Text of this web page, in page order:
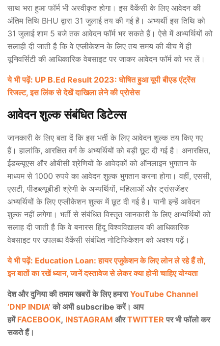
साथ भरा हुआ फॉर्म भी अस्वीकृत होगा। इस वैकेंसी के लिए आवेदन की
अंतिम तिथि BHU द्वारा 31 जुलाई तय की गई है। अभ्यर्थी इस तिथि को
31 जुलाई शाम 5 बजे तक आवेदन फॉर्म भर सकते हैं। ऐसे में अभ्यर्थियों को
सलाही दी जाती है कि वे एप्लीकेशन के लिए तय समय की बीच में ही
यूनिवर्सिटी की आधिकारिक वेबसाइट पर जाकर आवेदन फॉर्म को भर लें।
ये भी पढ़ें: UP B.Ed Result 2023: घोषित हुआ यूपी बीएड एंट्रेंस
रिजल्ट, इस लिंक से देखें दाखिला लेने की प्रोसेस
आवेदन शुल्क संबंधित डिटेल्स
जानकारी के लिए बता दें कि इस भर्ती के लिए आवेदन शुल्क तय किए गए
हैं। हालांकि, आरक्षित वर्ग के अभ्यर्थियों को बड़ी छूट दी गई है। अनारक्षित,
ईडब्ल्यूएस और ओबीसी श्रेणियों के आवेदकों को ऑनलाइन भुगतान के
माध्यम से 1000 रुपये का आवेदन शुल्क भुगतान करना होगा। वहीं, एससी,
एसटी, पीडब्ल्यूबीडी श्रेणी के अभ्यर्थियों, महिलाओं और ट्रांसजेंडर
अभ्यर्थियों के लिए एप्लीकेशन शुल्क में छूट दी गई है। यानी इन्हें आवेदन
शुल्क नहीं लगेगा। भर्ती से संबंधित विस्तृत जानकारी के लिए अभ्यर्थियों को
सलाह दी जाती है कि वे बनारस हिंदू विश्वविद्यालय की आधिकारिक
वेबसाइट पर उपलब्ध वैकेंसी संबंधित नोटिफिकेशन को अवश्य पढ़ें।
ये भी पढ़ें: Education Loan: हायर एजुकेशन के लिए लोन ले रहे हैं तो,
इन बातों का रखें ध्यान, जानें दस्तावेज से लेकर क्या होनी चाहिए योग्यता
देश और दुनिया की तमाम खबरों के लिए हमाराYouTube Channel
‘DNP INDIA’ को अभी subscribe करें। आप
हमें FACEBOOK, INSTAGRAM औरTWITTER पर भी फॉलो कर
सकते हैं।